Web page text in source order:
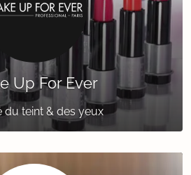
Up For Ever
du teint & des yeux